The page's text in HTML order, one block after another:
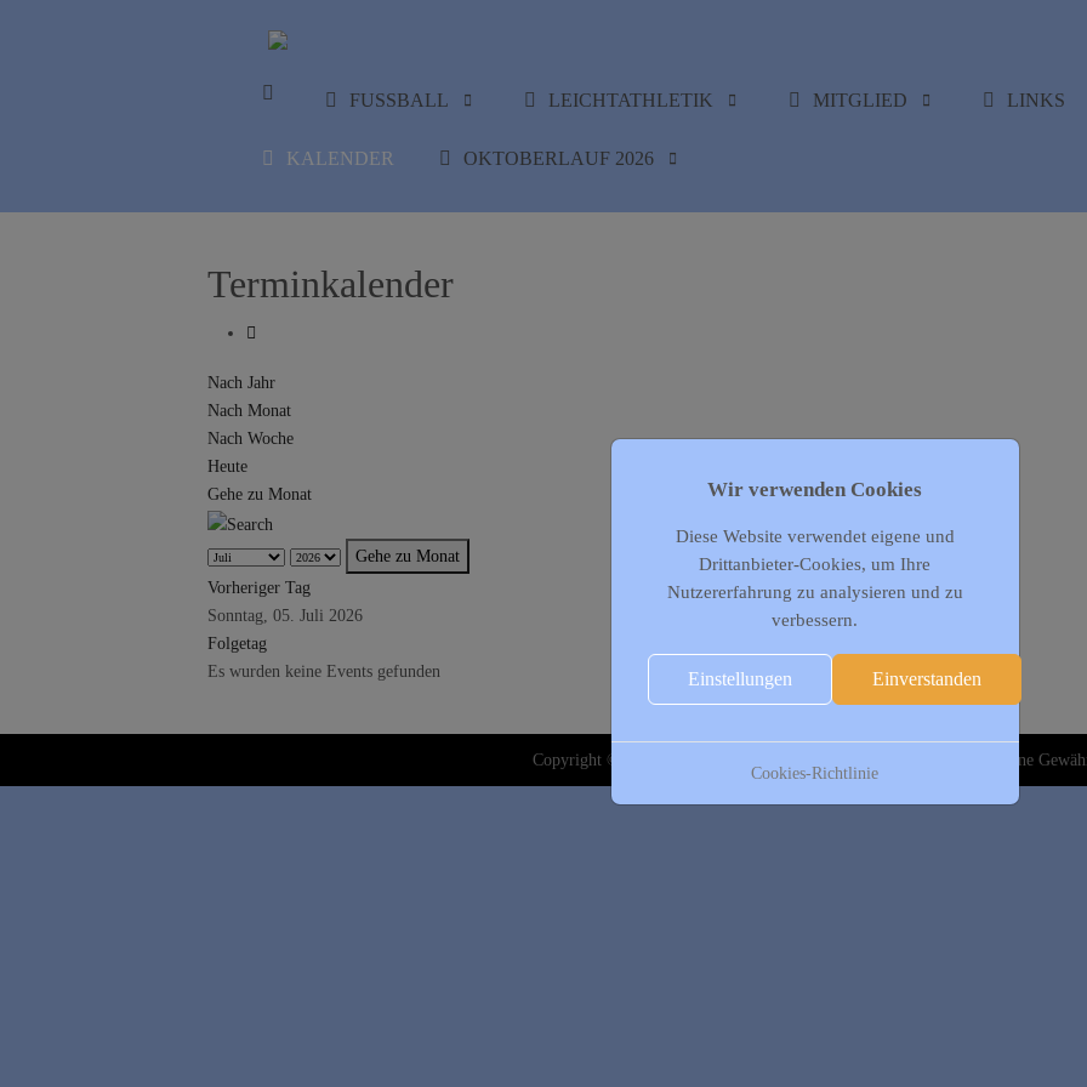
FUSSBALL LEICHTATHLETIK MITGLIED LINKS
KALENDER OKTOBERLAUF 2026
Terminkalender
Nach Jahr
Nach Monat
Nach Woche
Heute
Gehe zu Monat
Gehe zu Monat
Vorheriger Tag
Sonntag, 05. Juli 2026
Folgetag
Es wurden keine Events gefunden
Copyright © 2020-2026 DJK Gillrath 1911 e. V. Alle Angaben sind ohne
Wir verwenden Cookies
Diese Website verwendet eigene und
Drittanbieter-Cookies, um Ihre
Nutzererfahrung zu analysieren und zu
verbessern.
Einstellungen Einverstanden
Cookies-Richtlinie